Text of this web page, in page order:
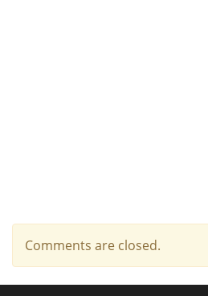
Comments are closed.